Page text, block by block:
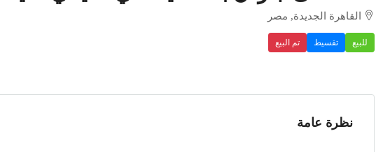
القاهرة الجديدة, مصر
للبيع تقسيط تم البيع
نظرة عامة